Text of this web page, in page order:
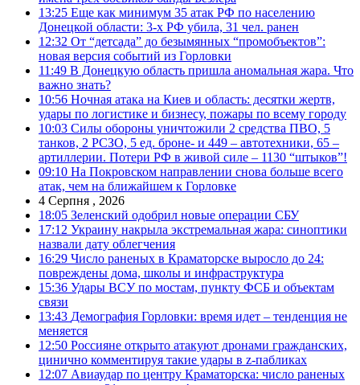
13:25 Еще как минимум 35 атак РФ по населению
Донецкой области: 3-х РФ убила, 31 чел. ранен
12:32 От “детсада” до безымянных “промобъектов”:
новая версия событий из Горловки
11:49 В Донецкую область пришла аномальная жара. Что
важно знать?
10:56 Ночная атака на Киев и область: десятки жертв,
удары по логистике и бизнесу, пожары по всему городу
10:03 Силы обороны уничтожили 2 средства ПВО, 5
танков, 2 РСЗО, 5 ед. броне- и 449 – автотехники, 65 –
артиллерии. Потери РФ в живой силе – 1130 “штыков”!
09:10 На Покровском направлении снова больше всего
атак, чем на ближайшем к Горловке
4 Серпня , 2026
18:05 Зеленский одобрил новые операции СБУ
17:12 Украину накрыла экстремальная жара: синоптики
назвали дату облегчения
16:29 Число раненых в Краматорске выросло до 24:
повреждены дома, школы и инфраструктура
15:36 Удары ВСУ по мостам, пункту ФСБ и объектам
связи
13:43 Демография Горловки: время идет – тенденция не
меняется
12:50 Россияне открыто атакуют дронами гражданских,
цинично комментируя такие удары в z-пабликах
12:07 Авиаудар по центру Краматорска: число раненых